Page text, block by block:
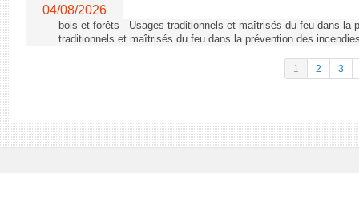
04/08/2026
bois et forêts - Usages traditionnels et maîtrisés du feu dans la
traditionnels et maîtrisés du feu dans la prévention des
1 2 3